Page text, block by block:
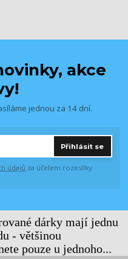
akce
jednou za 14 dní.
Přihlásit se
údajů za účelem rozesílky
dárky mají jednu
- většinou
pouze u jednoho...